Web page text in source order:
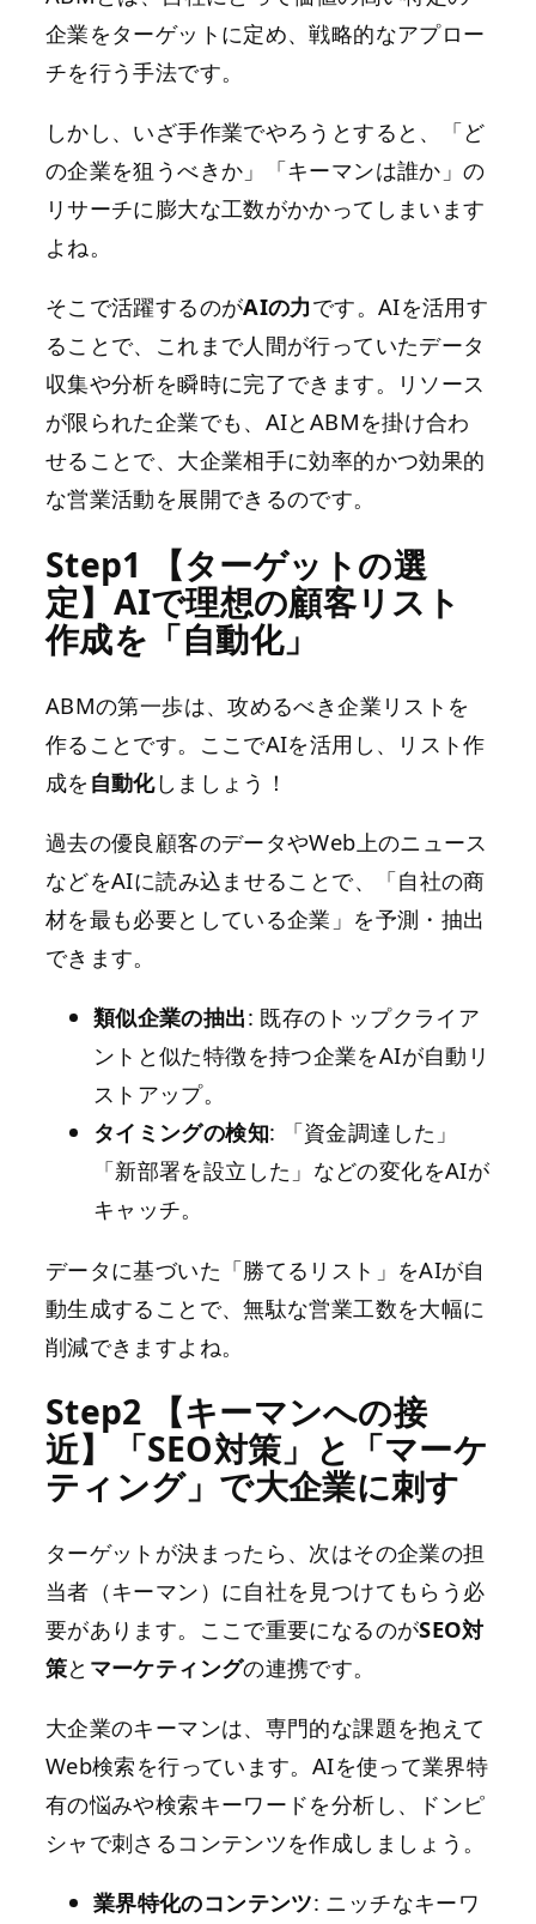
企業をターゲットに定め、戦略的なアプロー
チを行う手法です。
しかし、いざ手作業でやろうとすると、「ど
の企業を狙うべきか」「キーマンは誰か」の
リサーチに膨大な工数がかかってしまいます
よね。
そこで活躍するのがAIの力です。AIを活用す
ることで、これまで人間が行っていたデータ
収集や分析を瞬時に完了できます。リソース
が限られた企業でも、AIとABMを掛け合わ
せることで、大企業相手に効率的かつ効果的
な営業活動を展開できるのです。
Step1 【ターゲットの選
定】AIで理想の顧客リスト
作成を「自動化」
ABMの第一歩は、攻めるべき企業リストを
作ることです。ここでAIを活用し、リスト作
成を 自動化しましょう！
過去の優良顧客のデータやWeb上のニュース
などをAIに読み込ませることで、「自社の商
材を最も必要としている企業」を予測・抽出
できます。
類似企業の抽出: 既存のトップクライア
ントと似た特徴を持つ企業をAIが自動リ
ストアップ。
タイミングの検知: 「資金調達した」
「新部署を設立した」などの変化をAIが
キャッチ。
データに基づいた「勝てるリスト」をAIが自
動生成することで、無駄な営業工数を大幅に
削減できますよね。
Step2 【キーマンへの接
近】「SEO対策」と「マーケ
ティング」で大企業に刺す
ターゲットが決まったら、次はその企業の担
当者（キーマン）に自社を見つけてもらう必
要があります。ここで重要になるのがSEO対
策と マーケティングの連携です。
大企業のキーマンは、専門的な課題を抱えて
Web検索を行っています。AIを使って業界特
有の悩みや検索キーワードを分析し、ドンピ
シャで刺さるコンテンツを作成しましょう。
業界特化のコンテンツ: ニッチなキーワ